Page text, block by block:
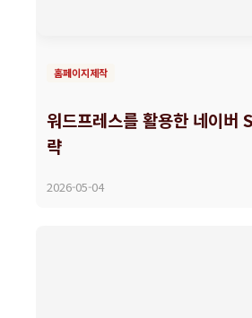
홈페이지제작
워드프레스를 활용한 네이버
략
2026-05-04